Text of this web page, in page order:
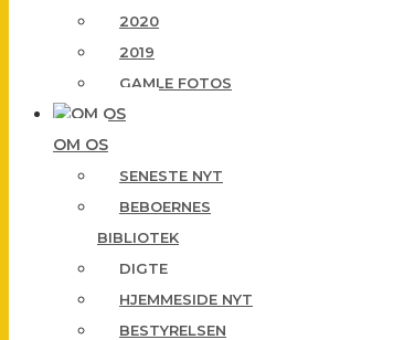
2020
2019
GAMLE FOTOS
OM OS
SENESTE NYT
BEBOERNES
BIBLIOTEK
DIGTE
HJEMMESIDE NYT
BESTYRELSEN